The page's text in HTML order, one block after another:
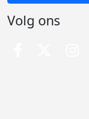
Volg ons